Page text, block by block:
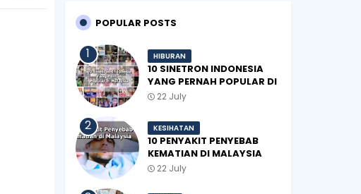
POPULAR POSTS
HIBURAN
10 SINETRON INDONESIA
YANG PERNAH POPULAR DI
MALAYSIA
22 July
KESIHATAN
10 PENYAKIT PENYEBAB
KEMATIAN DI MALAYSIA
22 July